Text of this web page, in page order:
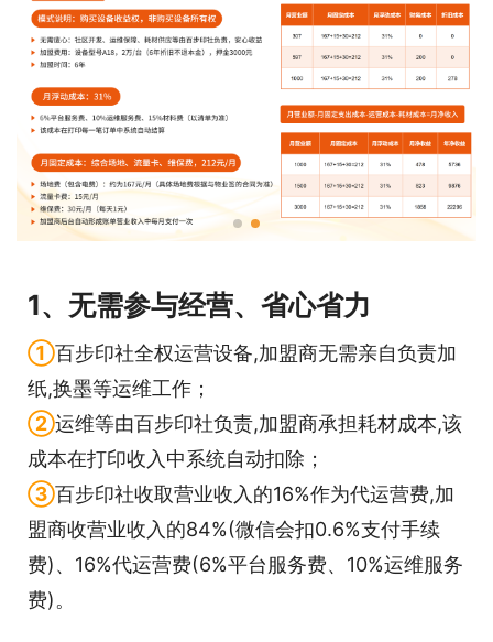
1、无需参与经营、省心省力
①百步印社全权运营设备,加盟商无需亲自负责加
纸,换墨等运维工作；
②运维等由百步印社负责,加盟商承担耗材成本,该
成本在打印收入中系统自动扣除；
③百步印社收取营业收入的16%作为代运营费,加
盟商收营业收入的84%(微信会扣0.6%支付手续
费)、16%代运营费(6%平台服务费、10%运维服务
费)。